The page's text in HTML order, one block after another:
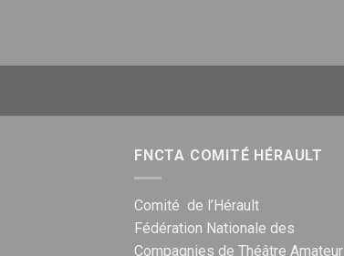
FNCTA COMITÉ HÉRAULT
Comité de l’Hérault
Fédération Nationale des
Compagnies de Théâtre Amateur